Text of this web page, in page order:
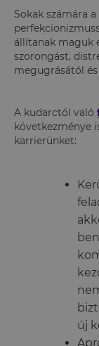
Sokak számára
állítanak maguk
szorongást,
megugrásától
A kudarctól való
következménye
karrierünket:
új